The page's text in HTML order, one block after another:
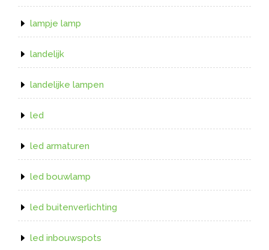
lampje lamp
landelijk
landelijke lampen
led
led armaturen
led bouwlamp
led buitenverlichting
led inbouwspots